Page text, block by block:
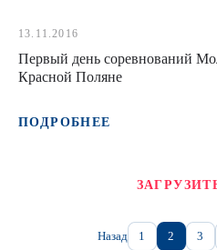
13.11.2016
Первый день соревнований
Красной Поляне
ПОДРОБНЕЕ
Назад 1 2 3